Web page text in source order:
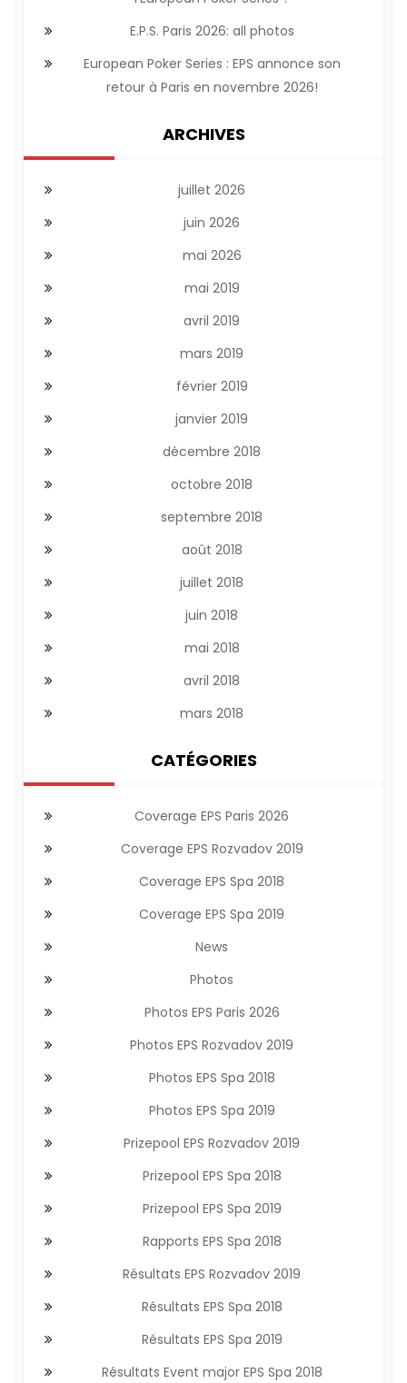
E.P.S. Paris 2026: all photos
European Poker Series : EPS annonce son
retour à Paris en novembre 2026!
ARCHIVES
juillet 2026
juin 2026
mai 2026
mai 2019
avril 2019
mars 2019
février 2019
janvier 2019
décembre 2018
octobre 2018
septembre 2018
août 2018
juillet 2018
juin 2018
mai 2018
avril 2018
mars 2018
CATÉGORIES
Coverage EPS Paris 2026
Coverage EPS Rozvadov 2019
Coverage EPS Spa 2018
Coverage EPS Spa 2019
News
Photos
Photos EPS Paris 2026
Photos EPS Rozvadov 2019
Photos EPS Spa 2018
Photos EPS Spa 2019
Prizepool EPS Rozvadov 2019
Prizepool EPS Spa 2018
Prizepool EPS Spa 2019
Rapports EPS Spa 2018
Résultats EPS Rozvadov 2019
Résultats EPS Spa 2018
Résultats EPS Spa 2019
Résultats Event major EPS Spa 2018